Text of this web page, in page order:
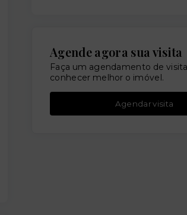
Agende agora sua visita
Faça um agendamento de
conhecer melhor o imóvel.
Agendar visita